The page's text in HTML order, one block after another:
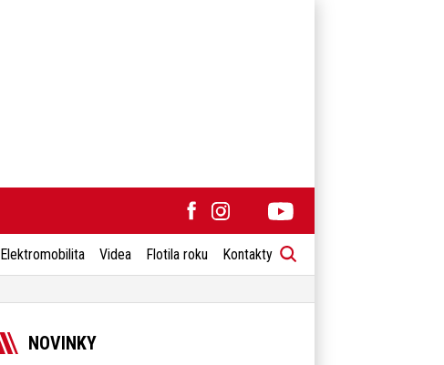
Elektromobilita Videa Flotila roku Kontakty
NOVINKY